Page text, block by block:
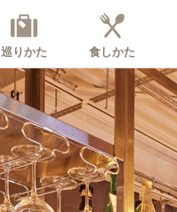
巡りかた 食しかた